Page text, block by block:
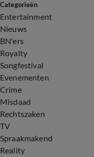
Categorieën
Entertainment
Nieuws
BN'ers
Royalty
Songfestival
Evenementen
Crime
Misdaad
Rechtszaken
TV
Spraakmakend
Reality